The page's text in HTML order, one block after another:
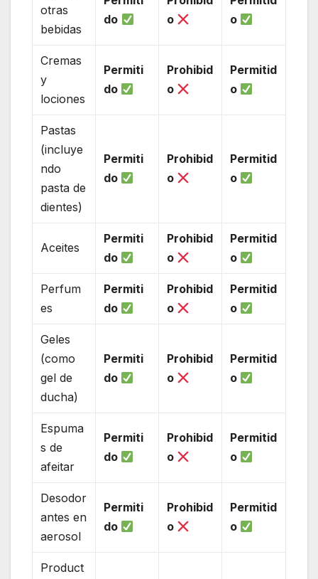
otras
bebidas
do
o
o
Cremas
y
lociones
Permiti
do
Prohibid
o
Permitid
o
Pastas
(incluye
ndo
pasta de
dientes)
Permiti
do
Prohibid
o
Permitid
o
Aceites
Permiti
do
Prohibid
o
Permitid
o
Perfum
es
Permiti
do
Prohibid
o
Permitid
o
Geles
(como
gel de
ducha)
Permiti
do
Prohibid
o
Permitid
o
Espuma
s de
afeitar
Permiti
do
Prohibid
o
Permitid
o
Desodor
antes en
aerosol
Permiti
do
Prohibid
o
Permitid
o
Product